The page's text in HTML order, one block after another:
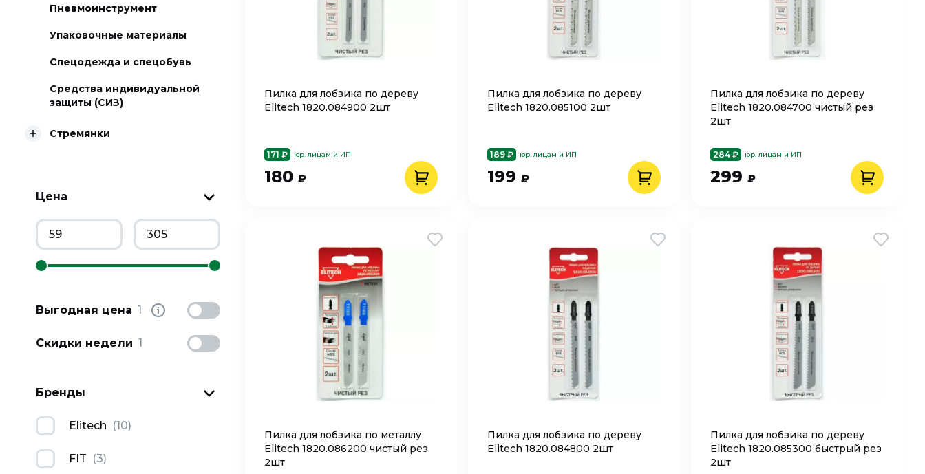
Пневмоинструмент
Упаковочные материалы
Спецодежда и спецобувь
Средства индивидуальной
защиты (СИЗ)
Стремянки
Цена
Выгодная цена 1
Скидки недели 1
Бренды
Elitech (10)
FIT (3)
Пилка для лобзика по дереву
Elitech 1820.084900 2шт
171 ₽ юр. лицам и ИП
180 ₽
Пилка для лобзика по дереву
Elitech 1820.085100 2шт
189 ₽ юр. лицам и ИП
199 ₽
Пилка для лобзика по дереву
Elitech 1820.084700 чистый рез
2шт
284 ₽ юр. лицам и ИП
299 ₽
Пилка для лобзика по металлу
Elitech 1820.086200 чистый рез
2шт
Пилка для лобзика по дереву
Elitech 1820.084800 2шт
Пилка для лобзика по дереву
Elitech 1820.085300 быстрый рез
2шт